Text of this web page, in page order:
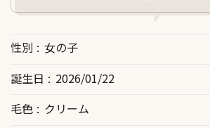
性別
女の子
誕生日
2026/01/22
毛色
クリーム